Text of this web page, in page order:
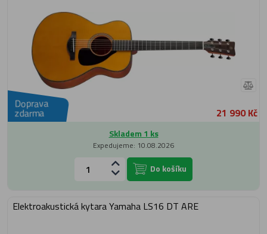
Doprava
zdarma 21 990 Kč
Skladem 1 ks
Expedujeme: 10.08.2026
Do košíku
Elektroakustická kytara Yamaha LS16 DT ARE